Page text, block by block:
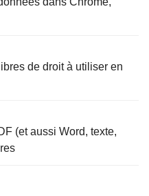
de droit à utiliser en
(et aussi Word, texte,